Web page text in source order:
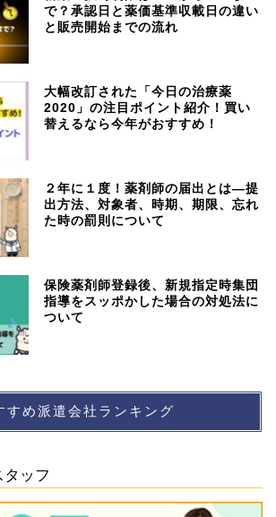
で？承認日と薬価基準収載日の違い
と販売開始までの流れ
大幅改訂された「今日の治療薬
2020」の注目ポイント紹介！買い
替えるなら今年がおすすめ！
２年に１度！薬剤師の届出とは―提
出方法、対象者、時期、期限、忘れ
た時の罰則について
保険薬剤師登録後、新規指定時集団
指導をスッポかした場合の対処法に
ついて
すめ派遣会社ランキング
タッフ